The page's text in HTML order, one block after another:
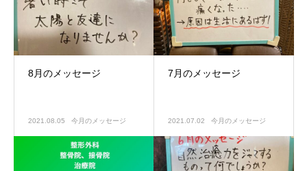
8月のメッセージ
2021.08.05 今月のメッセージ
7月のメッセージ
2021.07.02 今月のメッセージ